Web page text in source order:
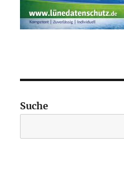
Suche